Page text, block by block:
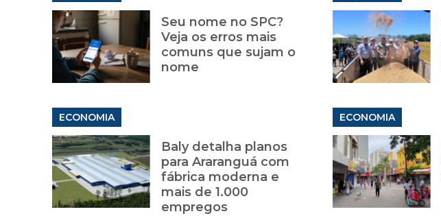
Seu nome no SPC?
Veja os erros mais
comuns que sujam o
nome
ECONOMIA
Baly detalha planos
para Araranguá com
fábrica moderna e
mais de 1.000
empregos
ECONOMIA